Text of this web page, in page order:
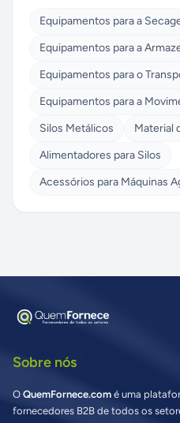
Equipamentos para a
Equipamentos para a
Equipamentos para o
Equipamentos para a
Silos Metálicos
Material
Alimentadores para Silos
Acessórios para Máquinas
Sobre nós
O QuemFornece.com é uma
fornecedores B2B de todos os